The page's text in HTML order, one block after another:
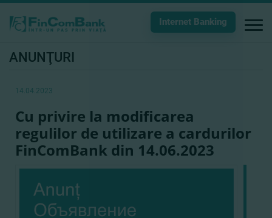
Internet Banking
ANUNŢURI
14.04.2023
Cu privire la modificarea
regulilor de utilizare a cardurilor
FinComBank din 14.06.2023